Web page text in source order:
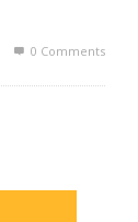
0 Comments